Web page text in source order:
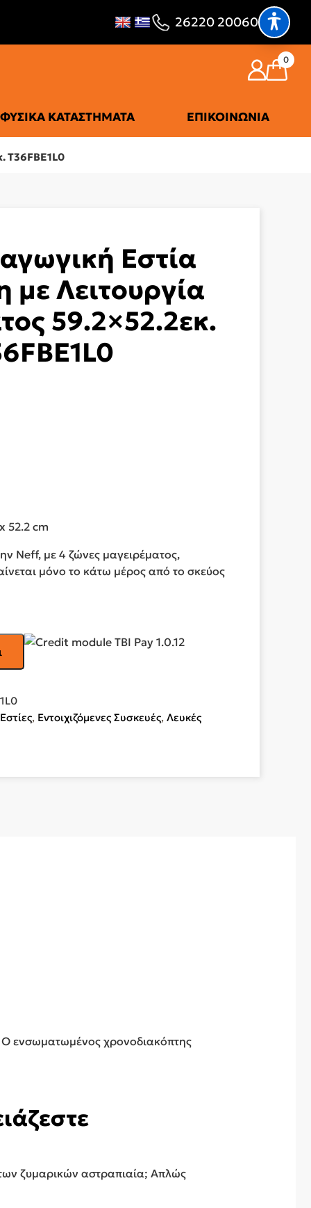
26220 20060
0
ΦΥΣΙΚΆ ΚΑΤΑΣΤΉΜΑΤΑ ΕΠΙΚΟΙΝΩΝΊΑ
T36FBE1L0
Εστία
με Λειτουργία
59.2×52.2εκ.
52.2 cm
Neff, με 4 ζώνες μαγειρέματος,
μόνο το κάτω μέρος από το σκεύος
, Εντοιχιζόμενες Συσκευές, Λευκές
Ο ενσωματωμένος χρονοδιακόπτης
ζυμαρικών αστραπιαία; Απλώς